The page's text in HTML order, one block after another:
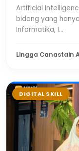
Artificial
bidang yang
Informatika, I...
Lingga Canastain
DIGITAL SKILL